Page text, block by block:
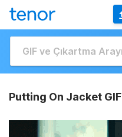
Putting On Jacket GIF